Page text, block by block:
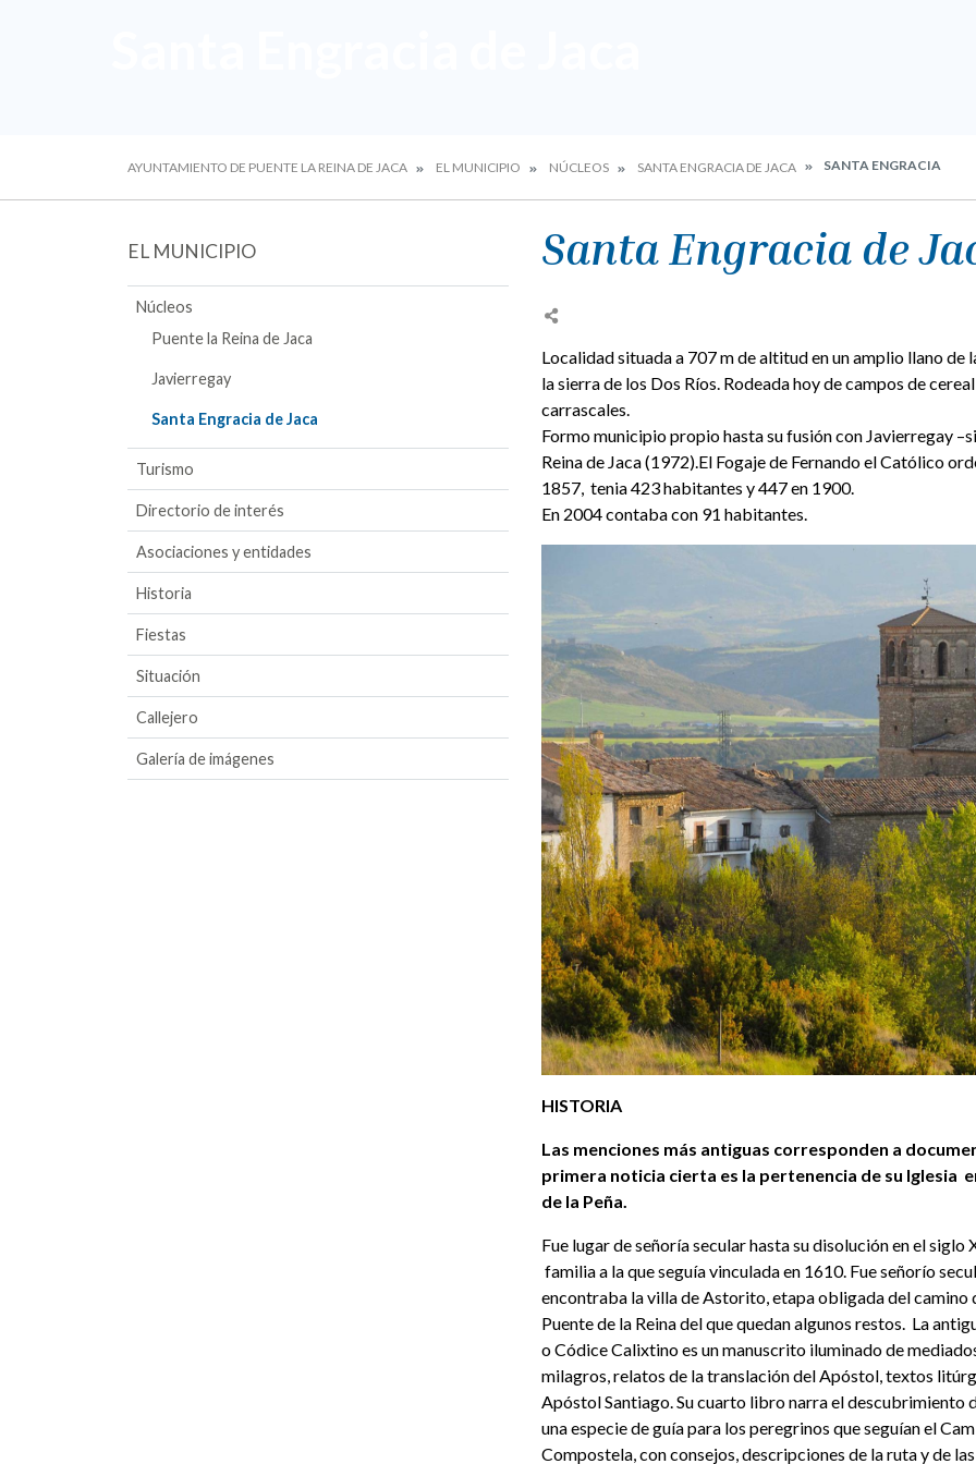
AYUNTAMIENTO DE PUENTE LA REINA DE JACA EL MUNICIPIO NÚCLEOS SANTA ENGRACIA DE JACA SANTA ENGRACIA
EL MUNICIPIO
Núcleos
Puente la Reina de Jaca
Javierregay
Santa Engracia de Jaca
Turismo
Directorio de interés
Asociaciones y entidades
Historia
Fiestas
Situación
Callejero
Galería de imágenes
Santa Engracia de
Localidad situada a 707 m de altitud en un amplio llano de
la sierra de los Dos Ríos. Rodeada hoy de campos de
carrascales.
Formo municipio propio hasta su fusión con Javierregay
Reina de Jaca (1972).El Fogaje de Fernando el Católico
1857, tenia 423 habitantes y 447 en 1900.
En 2004 contaba con 91 habitantes.
HISTORIA
Las menciones más antiguas corresponden a
primera noticia cierta es la pertenencia de su Iglesia
de la Peña.
Fue lugar de señoría secular hasta su disolución en el
familia a la que seguía vinculada en 1610. Fue señorío
encontraba la villa de Astorito, etapa obligada del
Puente de la Reina del que quedan algunos restos. La
o Códice Calixtino es un manuscrito iluminado de
milagros, relatos de la translación del Apóstol, textos
Apóstol Santiago. Su cuarto libro narra el
una especie de guía para los peregrinos que seguían el
Compostela, con consejos, descripciones de la ruta y de